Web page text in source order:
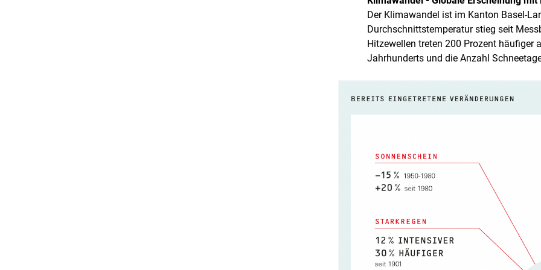
Der Klimawandel ist im Kanton Basel-
Durchschnittstemperatur stieg seit
Hitzewellen treten 200 Prozent häufiger
Jahrhunderts und die Anzahl